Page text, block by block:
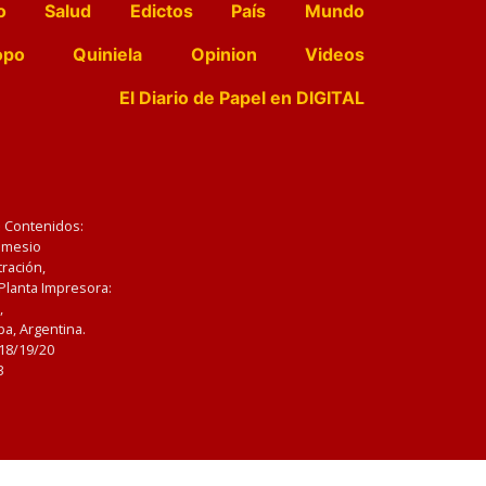
Salud Edictos País
Mundo
Quiniela Opinion
Videos
El Diario de Papel en DIGITAL
Impresora:
Argentina.
19/20